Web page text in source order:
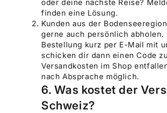
oder deine nächste Reise?
finden eine Lösung.
Kunden aus der
gerne auch persönlich abholen.
Bestellung kurz per E-Mail mit
schicken dir dann einen Code
Versandkosten im Shop
nach Absprache möglich.
6. Was kostet der
Schweiz?